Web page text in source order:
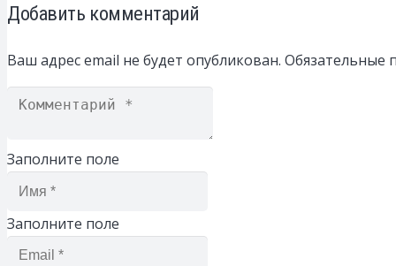
Добавить комментарий
Ваш адрес email не будет опубликован. Обязательные
Заполните поле
Заполните поле